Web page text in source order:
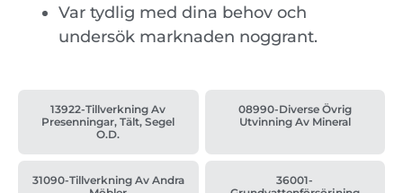
Var tydlig med dina behov och
undersök marknaden noggrant.
13922-Tillverkning Av
Presenningar, Tält, Segel
O.d.
08990-Diverse Övrig
Utvinning Av Mineral
31090-Tillverkning Av Andra
36001-